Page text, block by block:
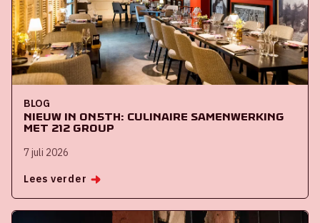
BLOG
Nieuw in ON5th: culinaire samenwerking
met 212 Group
7 juli 2026
Lees verder